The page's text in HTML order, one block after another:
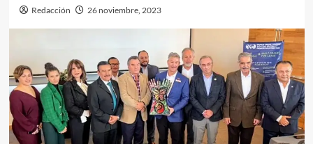
Redacción 26 noviembre, 2023